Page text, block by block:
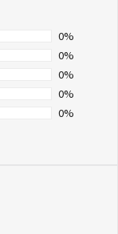
0%
0%
0%
0%
0%